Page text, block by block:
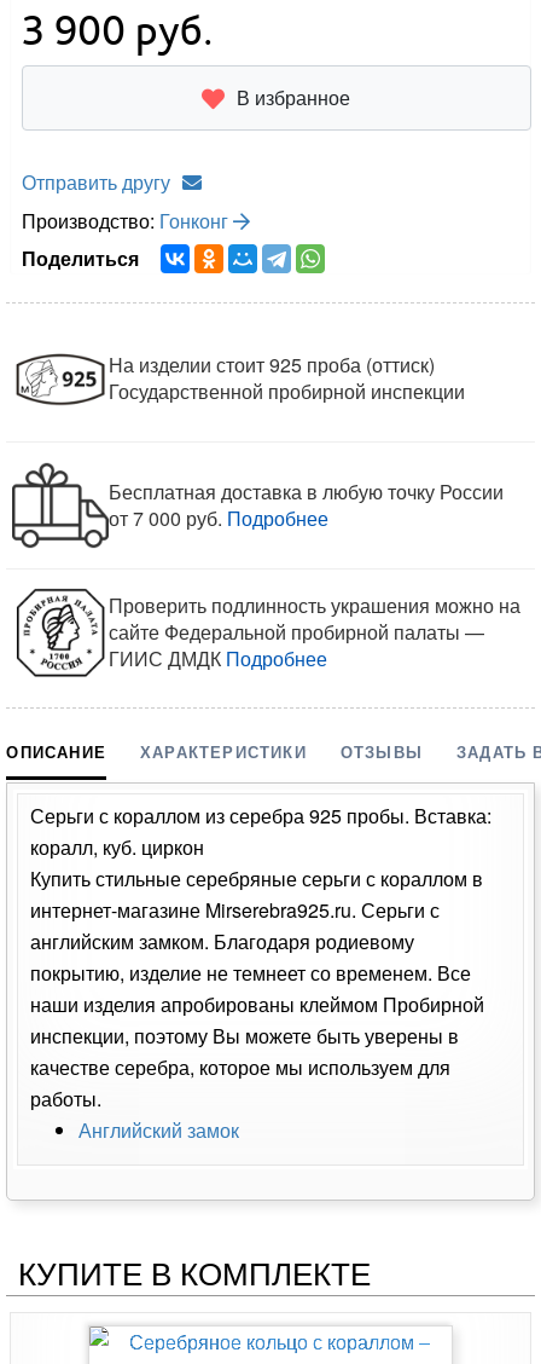
3 900 руб.
В избранное
Отправить другу
Производство: Гонконг
Поделиться
На изделии стоит 925 проба (оттиск)
Государственной пробирной инспекции
Бесплатная доставка в любую точку России
от 7 000 руб. Подробнее
Проверить подлинность украшения можно на
сайте Федеральной пробирной палаты —
ГИИС ДМДК Подробнее
ОПИСАНИЕ ХАРАКТЕРИСТИКИ ОТЗЫВЫ ЗАДАТЬ
Серьги с кораллом из серебра 925 пробы. Вставка:
коралл, куб. циркон
Купить стильные серебряные серьги с кораллом в
интернет-магазине Mirserebra925.ru. Серьги с
английским замком. Благодаря родиевому
покрытию, изделие не темнеет со временем. Все
наши изделия апробированы клеймом Пробирной
инспекции, поэтому Вы можете быть уверены в
качестве серебра, которое мы используем для
работы.
Английский замок
КУПИТЕ В КОМПЛЕКТЕ